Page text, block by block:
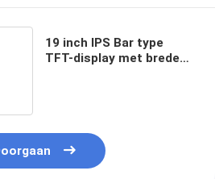
19 inch IPS Bar type
TFT-display met brede